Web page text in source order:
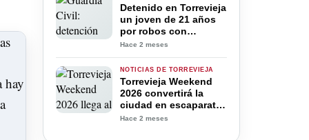
Detenido en Torrevieja
un joven de 21 años
por robos con
violencia, extorsiones
vehículos
Hace 2 meses
NOTICIAS DE TORREVIEJA
Torrevieja Weekend
2026 convertirá la
ciudad en escaparate
nacional de moda,
Hace 2 meses